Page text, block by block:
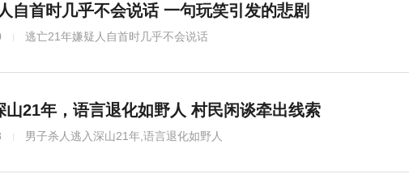
自首时几乎不会说话 一句玩笑引发的悲剧
逃亡21年嫌疑人自首时几乎不会说话
山21年，语言退化如野人 村民闲谈牵出线索
男子杀人逃入深山21年,语言退化如野人